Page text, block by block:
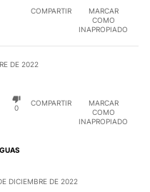
COMPARTIR
MARCAR
COMO
INAPROPIADO
DE 2022
0
COMPARTIR
MARCAR
COMO
INAPROPIADO
DICIEMBRE DE 2022